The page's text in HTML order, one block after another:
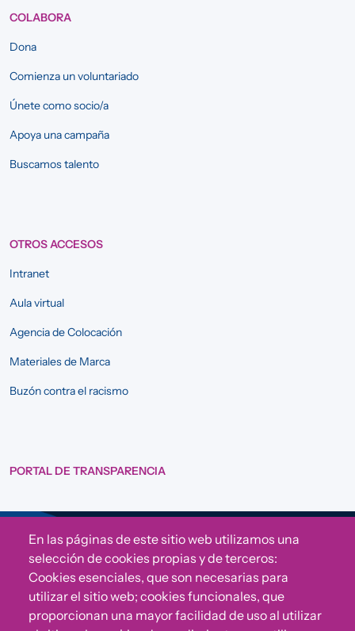
COLABORA
Dona
Comienza un voluntariado
Únete como socio/a
Apoya una campaña
Buscamos talento
OTROS ACCESOS
Intranet
Aula virtual
Agencia de Colocación
Materiales de Marca
Buzón contra el racismo
PORTAL DE TRANSPARENCIA
Sigue a Comunidad CONVIVE
En las páginas de este sitio web utilizamos una
selección de cookies propias y de terceros:
Cookies esenciales, que son necesarias para
utilizar el sitio web; cookies funcionales, que
proporcionan una mayor facilidad de uso al utilizar